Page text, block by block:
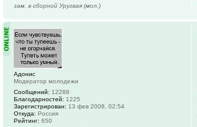
зам. в сборной Уругвая (мол.)
Адонис
Модератор молодежи
Сообщений: 12288
Благодарностей: 1225
Зарегистрирован: 13 фев 2008, 02:54
Откуда: Россия
Рейтинг: 650